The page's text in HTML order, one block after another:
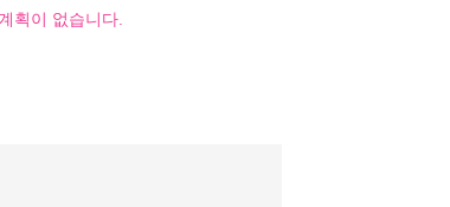
획이 없습니다.